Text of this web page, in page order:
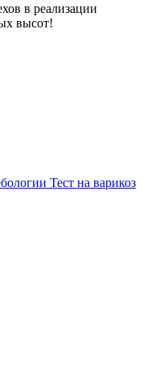
в реализации
высот!
Тест на варикоз